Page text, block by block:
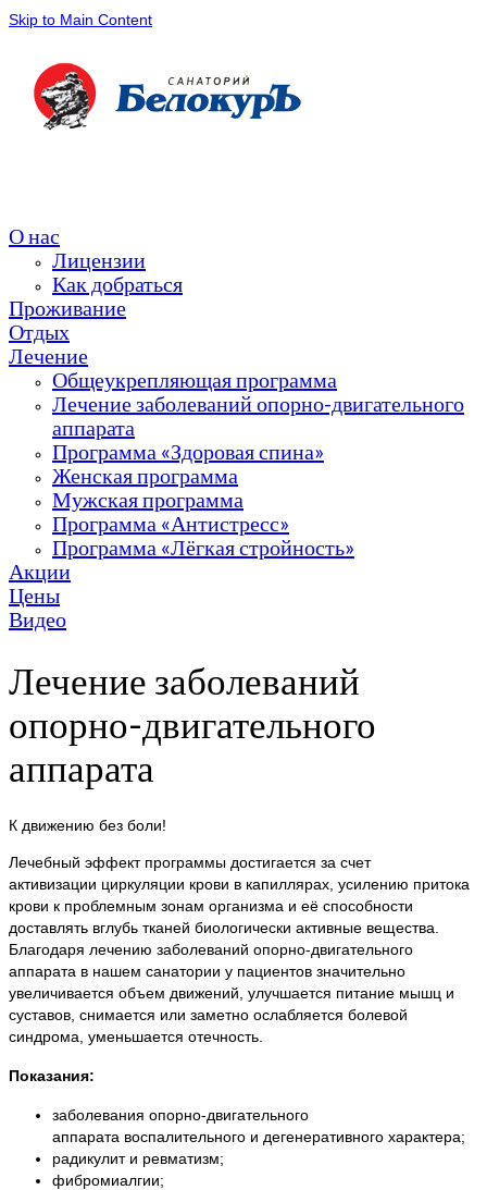
Skip to Main Content
О нас
Лицензии
Как добраться
Проживание
Отдых
Лечение
Общеукрепляющая программа
Лечение заболеваний опорно-двигательного
аппарата
Программа «Здоровая спина»
Женская программа
Мужская программа
Программа «Антистресс»
Программа «Лёгкая стройность»
Акции
Цены
Видео
Лечение заболеваний
опорно-двигательного
аппарата
К движению без боли!
Лечебный эффект программы достигается за счет
активизации циркуляции крови в капиллярах, усилению притока
крови к проблемным зонам организма и её способности
доставлять вглубь тканей биологически активные вещества.
Благодаря лечению заболеваний опорно-двигательного
аппарата в нашем санатории у пациентов значительно
увеличивается объем движений, улучшается питание мышц и
суставов, снимается или заметно ослабляется болевой
синдрома, уменьшается отечность.
Показания:
заболевания опорно-двигательного
аппарата воспалительного и дегенеративного характера;
радикулит и ревматизм;
фибромиалгии;